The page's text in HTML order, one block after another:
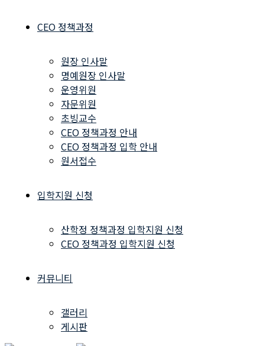
CEO 정책과정
원장 인사말
명예원장 인사말
운영위원
자문위원
초빙교수
CEO 정책과정 안내
CEO 정책과정 입학 안내
원서접수
입학지원 신청
산학정 정책과정 입학지원 신청
CEO 정책과정 입학지원 신청
커뮤니티
갤러리
게시판